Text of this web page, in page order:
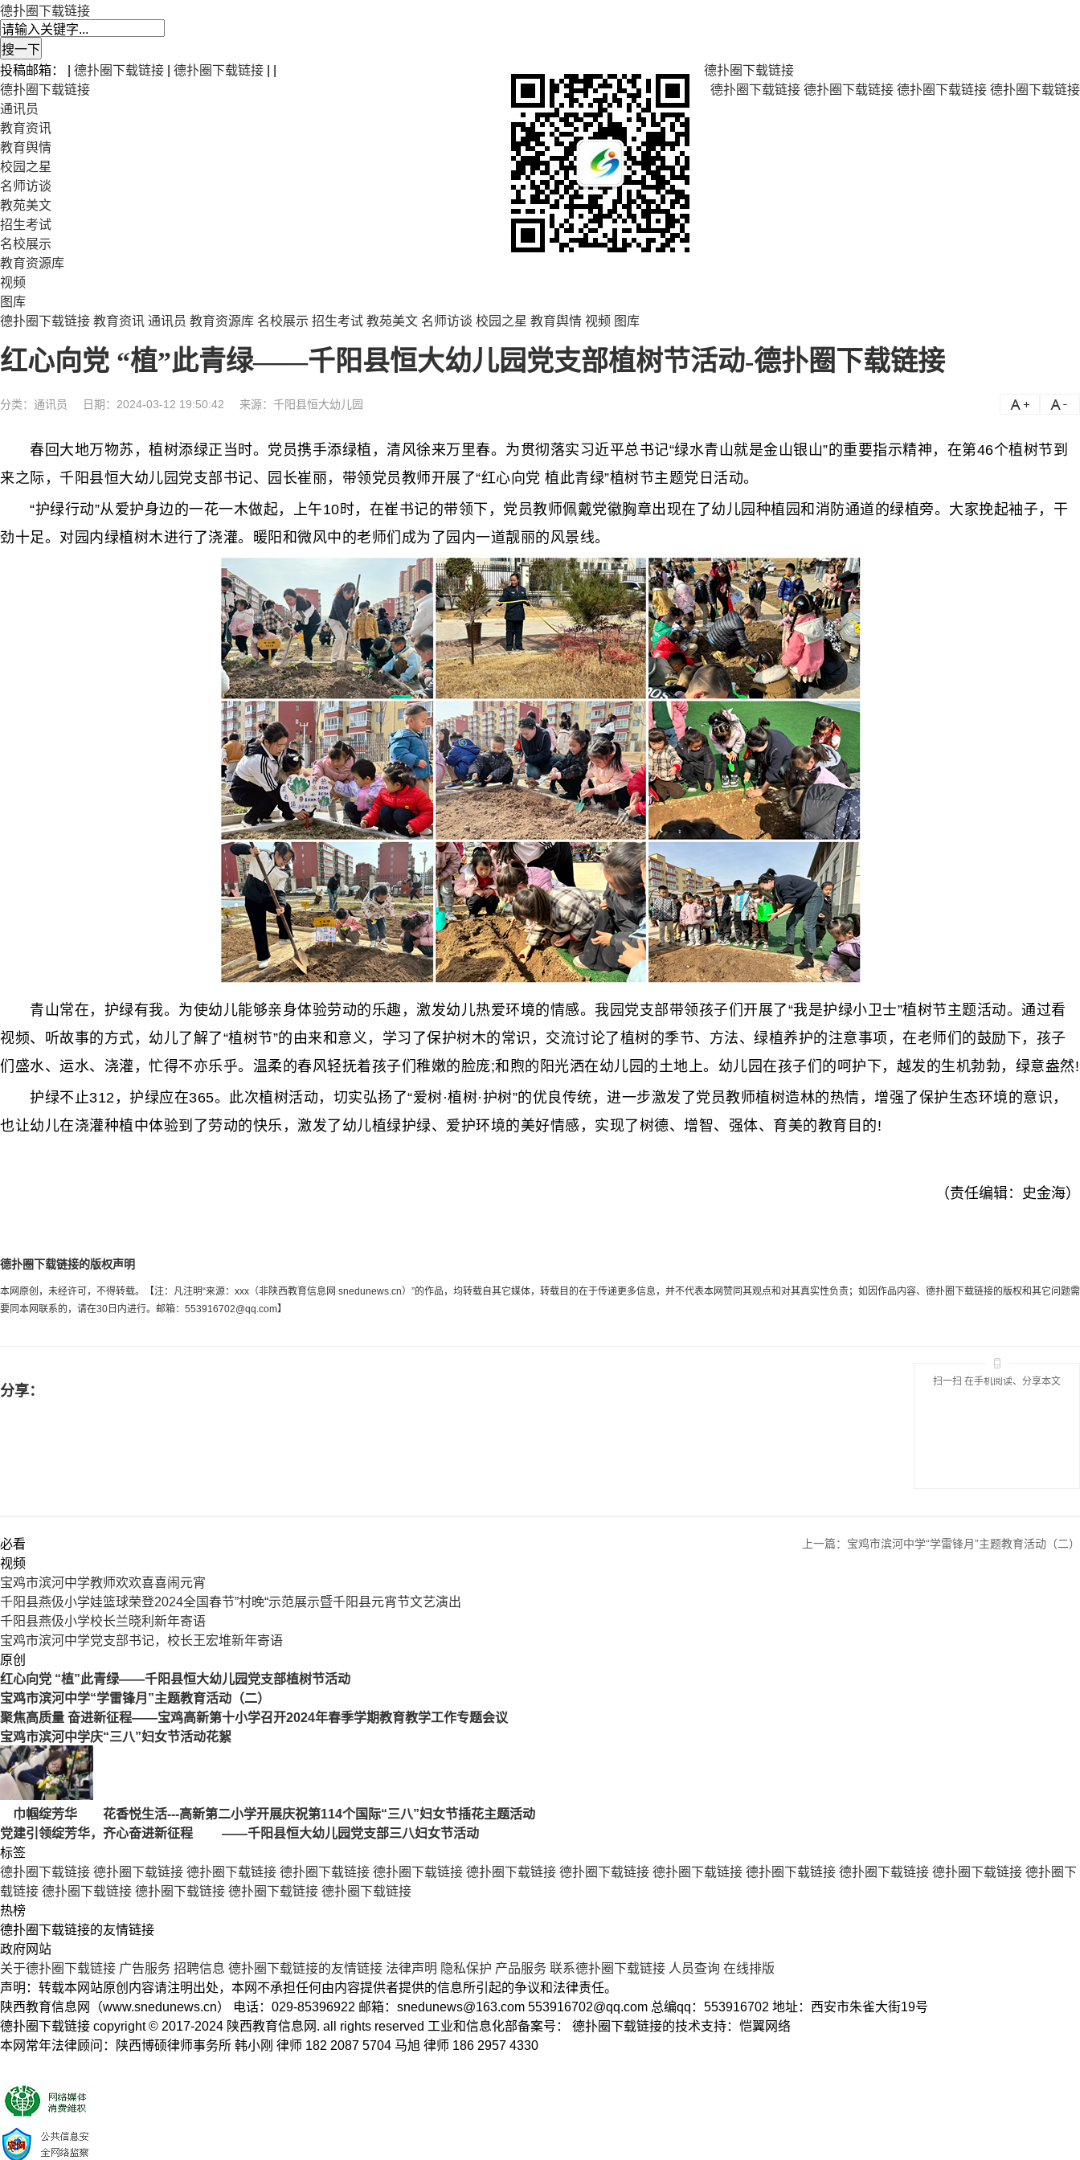
德扑圈下载链接
德扑圈下载链接
德扑圈下载链接 德扑圈下载链接 德扑圈下载链接 德扑圈下载链接
投稿邮箱： | 德扑圈下载链接 德扑圈下载链接
德扑圈下载链接
通讯员
教育资讯
教育舆情
校园之星
名师访谈
教苑美文
招生考试
名校展示
教育资源库
视频
图库
德扑圈下载链接 教育资讯 通讯员 教育资源库 名校展示 招生考试 教苑美文 名师访谈 校园之星 教育舆情 视频 图库
红心向党 “植”此青绿——千阳县恒大幼儿园党支部植树节活动-德扑圈下载链接
分类： 通讯员 日期：2024-03-12 19:50:42 来源：千阳县恒大幼儿园
春回大地万物苏，植树添绿正当时。党员携手添绿植，清风徐来万里春。为贯彻落实习近平总书记“绿水青山就是金山银山”的重要指示精神，在第46个植树节到
来之际，千阳县恒大幼儿园党支部书记、园长崔丽，带领党员教师开展了“红心向党 植此青绿”植树节主题党日活动。
“护绿行动”从爱护身边的一花一木做起，上午10时，在崔书记的带领下，党员教师佩戴党徽胸章出现在了幼儿园种植园和消防通道的绿植旁。大家挽起袖子，干
劲十足。对园内绿植树木进行了浇灌。暖阳和微风中的老师们成为了园内一道靓丽的风景线。
青山常在，护绿有我。为使幼儿能够亲身体验劳动的乐趣，激发幼儿热爱环境的情感。我园党支部带领孩子们开展了“我是护绿小卫士”植树节主题活动。通过看
视频、听故事的方式，幼儿了解了“植树节”的由来和意义，学习了保护树木的常识，交流讨论了植树的季节、方法、绿植养护的注意事项，在老师们的鼓励下，孩子
们盛水、运水、浇灌，忙得不亦乐乎。温柔的春风轻抚着孩子们稚嫩的脸庞;和煦的阳光洒在幼儿园的土地上。幼儿园在孩子们的呵护下，越发的生机勃勃，绿意盎然!
护绿不止312，护绿应在365。此次植树活动，切实弘扬了“爱树·植树·护树”的优良传统，进一步激发了党员教师植树造林的热情，增强了保护生态环境的意识，
也让幼儿在浇灌种植中体验到了劳动的快乐，激发了幼儿植绿护绿、爱护环境的美好情感，实现了树德、增智、强体、育美的教育目的!
（责任编辑：史金海）
德扑圈下载链接的版权声明
本网原创，未经许可，不得转载。【注：凡注明“来源：xxx（非陕西教育信息网 snedunews.cn）”的作品，均转载自其它媒体，转载目的在于传递更多信息，并不代表本网赞同其观点和对其真实性负责；如因作品内容、德扑圈下载链接的版权和其它问题需
要同本网联系的，请在30日内进行。邮箱： 553916702@qq.com】
分享：
扫一扫 在手机阅读、分享本文
上一篇： 宝鸡市滨河中学“学雷锋月”主题教育活动（二）
必看
视频
宝鸡市滨河中学教师欢欢喜喜闹元宵
千阳县燕伋小学娃篮球荣登2024全国春节”村晚“示范展示暨千阳县元宵节文艺演出
千阳县燕伋小学校长兰晓利新年寄语
宝鸡市滨河中学党支部书记，校长王宏堆新年寄语
原创
红心向党 “植”此青绿——千阳县恒大幼儿园党支部植树节活动
宝鸡市滨河中学“学雷锋月”主题教育活动（二）
聚焦高质量 奋进新征程——宝鸡高新第十小学召开2024年春季学期教育教学工作专题会议
宝鸡市滨河中学庆“三八”妇女节活动花絮
巾帼绽芳华 花香悦生活---高新第二小学开展庆祝第114个国际“三八”妇女节插花主题活动
党建引领绽芳华，齐心奋进新征程 ——千阳县恒大幼儿园党支部三八妇女节活动
标签
德扑圈下载链接 德扑圈下载链接 德扑圈下载链接 德扑圈下载链接 德扑圈下载链接 德扑圈下载链接 德扑圈下载链接 德扑圈下载链接 德扑圈下载链接 德扑圈下载链接 德扑圈下载链接 德扑圈下
载链接 德扑圈下载链接 德扑圈下载链接 德扑圈下载链接 德扑圈下载链接
热榜
德扑圈下载链接的友情链接
政府网站
关于德扑圈下载链接 广告服务 招聘信息 德扑圈下载链接的友情链接 法律声明 隐私保护 产品服务 联系德扑圈下载链接 人员查询 在线排版
声明：转载本网站原创内容请注明出处，本网不承担任何由内容提供者提供的信息所引起的争议和法律责任。
陕西教育信息网（www.snedunews.cn） 电话：029-85396922 邮箱： snedunews@163.com 553916702@qq.com 总编qq：553916702 地址：西安市朱雀大街19号
德扑圈下载链接 copyright © 2017-2024 陕西教育信息网. all rights reserved 工业和信息化部备案号： 德扑圈下载链接的技术支持：恺翼网络
本网常年法律顾问：陕西博硕律师事务所 韩小刚 律师 182 2087 5704 马旭 律师 186 2957 4330